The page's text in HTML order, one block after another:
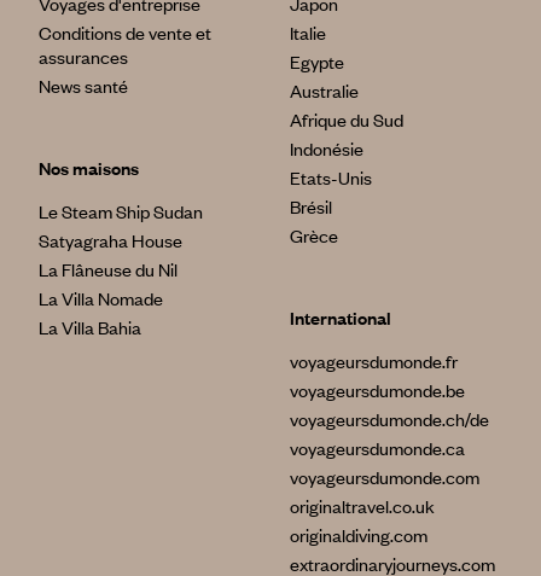
Conditions de vente et
assurances
News santé
Nos maisons
Le Steam Ship Sudan
Satyagraha House
La Flâneuse du Nil
La Villa Nomade
La Villa Bahia
Italie
Egypte
Australie
Afrique du Sud
Indonésie
Etats-Unis
Brésil
Grèce
International
voyageursdumonde.fr
voyageursdumonde.be
voyageursdumonde.ch/de
voyageursdumonde.ca
voyageursdumonde.com
originaltravel.co.uk
originaldiving.com
extraordinaryjourneys.com